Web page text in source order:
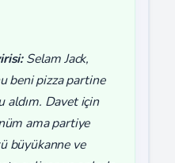
Selam Jack,
beni pizza partine
aldım. Davet için
ama partiye
büyükanne ve